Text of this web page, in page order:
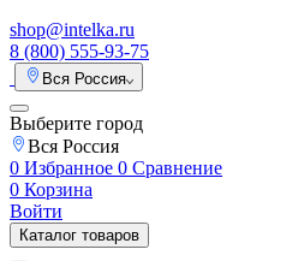
shop@intelka.ru
8 (800) 555-93-75
Вся Россия
Выберите город
Вся Россия
0 Избранное 0 Сравнение
0 Корзина
Войти
Каталог товаров